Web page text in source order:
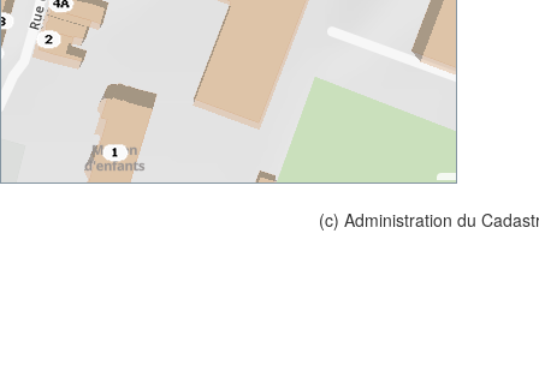
(c) Administration du